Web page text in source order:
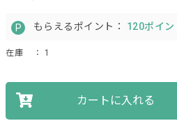
もらえるポイント： 120ポイン
在庫 ： 1
カートに入れる